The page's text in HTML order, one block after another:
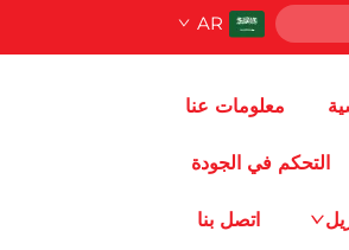
AR
معلومات عنا
التحكم في الجودة
اتصل بنا